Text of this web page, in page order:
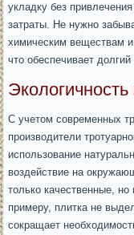
укладку без
затраты. Не нужно
химическим веществам
что обеспечивает
С учетом современных
производители
использование
воздействие на
только качественные,
примеру, плитка не
сокращает